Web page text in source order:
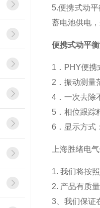
5.便携式动
蓄电池供电
便携式动平
1．PHY便
2．振动测量
4．一次去除
5．相位跟踪
6．显示方式
上海胜绪电气
1. 我们将按
2. 产品有质
3、我们保证